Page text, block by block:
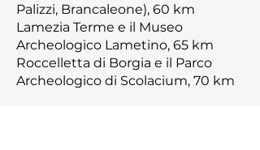
Palizzi, Brancaleone), 60 km
Lamezia Terme e il Museo
Archeologico Lametino, 65 km
Roccelletta di Borgia e il Parco
Archeologico di Scolacium, 70 km